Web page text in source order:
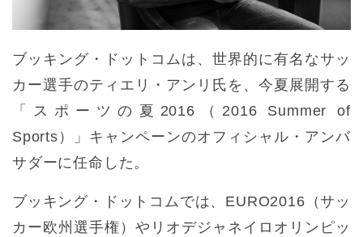
ブッキング・ドットコムは、世界的に有名なサッ
カー選手のティエリ・アンリ氏を、今夏展開する
「スポーツの夏2016（2016 Summer of
Sports）」キャンペーンのオフィシャル・アンバ
サダーに任命した。
ブッキング・ドットコムでは、EURO2016（サッ
カー欧州選手権）やリオデジャネイロオリンピッ